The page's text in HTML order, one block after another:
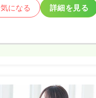
気になる 詳細を見る